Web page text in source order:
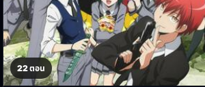
22 ตอน